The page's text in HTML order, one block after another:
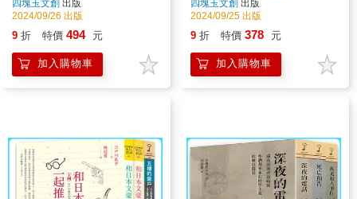
四塊玉文創 出版
2024/09/26 出版
9 折 特價 494 元
加入購物車
四塊玉文創 出版
2024/09/25 出版
9 折 特價 378 元
加入購物車